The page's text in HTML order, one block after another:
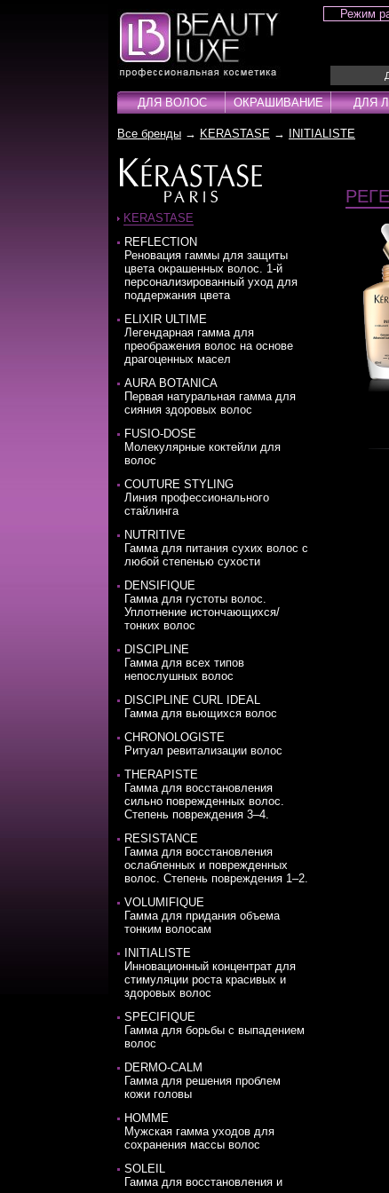
Режим
ДЛЯ ВОЛОС
Для волос
Шампуни
Аксесуары
Ампулы
Бальзамы
Бустеры
Воски
Гели
Гоммаж
Крем
Молочко
ОКРАШИВАНИЕ
Окрашивание
Краска для волос
Оксиденты
Проявители
Гели
Крема
Лосьоны
Масло
Окислители
Пудра
ДЛЯ
Для лица
Для тела
Для рук
Для ног
Для ногтей
Лаки для ногтей
Для мужчин
Шампуни
Ампулы
Маски
Несмываемые уходы
Стайлинг / Укладка
Тонирующие средства
Бижутерия
Ожерелья
Браслеты
Серьги
Кольца
Наборы
Все бренды → KERASTASE → INITIALISTE
KERASTASE
REFLECTION
Реновация гаммы для защиты
цвета окрашенных волос. 1-й
персонализированный уход для
поддержания цвета
ELIXIR ULTIME
Легендарная гамма для
преображения волос на основе
драгоценных масел
AURA BOTANICA
Первая натуральная гамма для
сияния здоровых волос
FUSIO-DOSE
Молекулярные коктейли для
волос
COUTURE STYLING
Линия профессионального
стайлинга
NUTRITIVE
Гамма для питания сухих волос с
любой степенью сухости
DENSIFIQUE
Гамма для густоты волос.
Уплотнение истончающихся/
тонких волос
DISCIPLINE
Гамма для всех типов
непослушных волос
DISCIPLINE CURL IDEAL
Гамма для вьющихся волос
CHRONOLOGISTE
Ритуал ревитализации волос
THERAPISTE
Гамма для восстановления
сильно поврежденных волос.
Степень повреждения 3–4.
RESISTANCE
Гамма для восстановления
ослабленных и поврежденных
волос. Степень повреждения 1–2.
VOLUMIFIQUE
Гамма для придания объема
тонким волосам
INITIALISTE
Инновационный концентрат для
стимуляции роста красивых и
здоровых волос
SPECIFIQUE
Гамма для борьбы с выпадением
волос
DERMO-CALM
Гамма для решения проблем
кожи головы
HOMME
Мужская гамма уходов для
сохранения массы волос
SOLEIL
Гамма для восстановления и